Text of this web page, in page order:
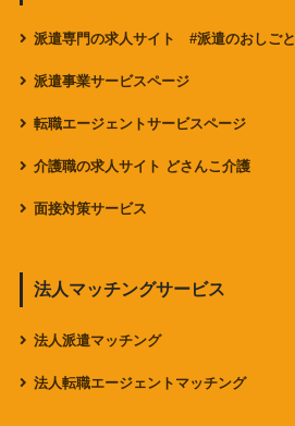
派遣専門の求人サイト #派遣のおしごと
派遣事業サービスページ
転職エージェントサービスページ
介護職の求人サイト どさんこ介護
面接対策サービス
法人マッチングサービス
法人派遣マッチング
法人転職エージェントマッチング